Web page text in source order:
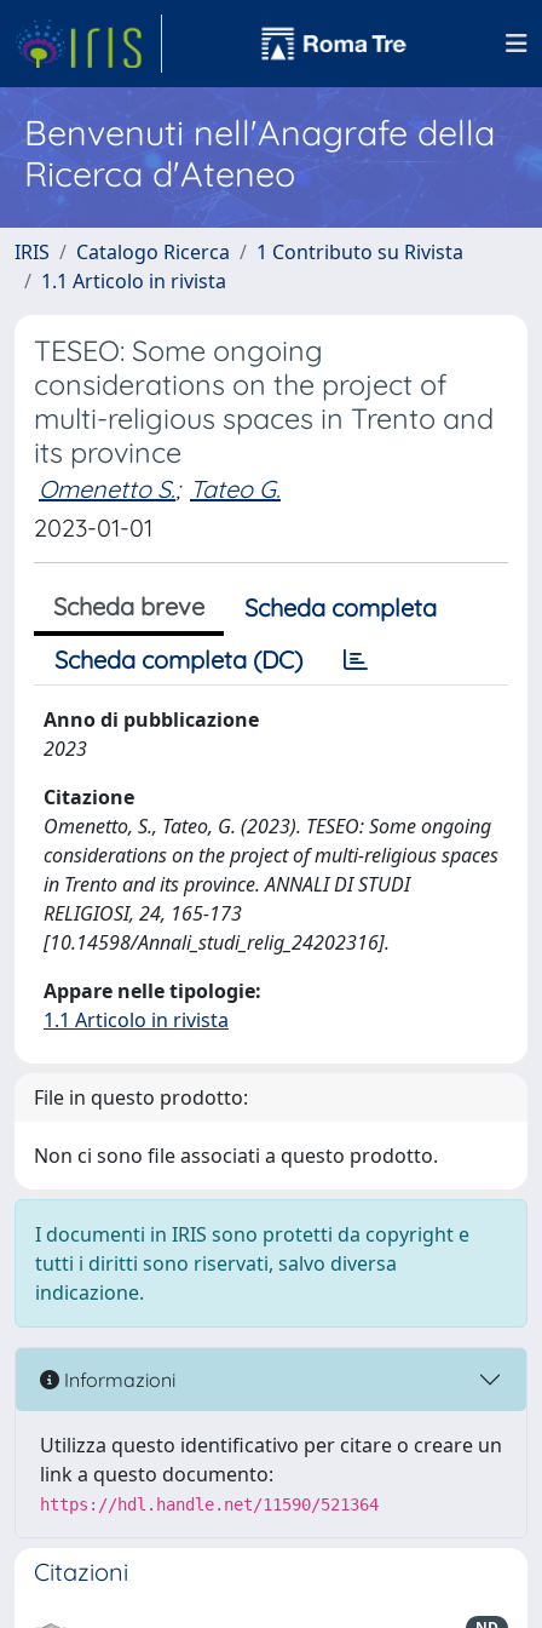
Benvenuti nell'Anagrafe della
Ricerca d'Ateneo
IRIS Catalogo Ricerca
1 Contributo su Rivista
1.1 Articolo in rivista
TESEO: Some ongoing
considerations on the project of
multi-religious spaces in Trento and
its province
Omenetto S.; Tateo G.
2023-01-01
Scheda breve
Scheda completa
Scheda completa (DC)
Anno di pubblicazione
2023
Citazione
Omenetto, S., Tateo, G. (2023). TESEO: Some ongoing
considerations on the project of multi-religious spaces
in Trento and its province. ANNALI DI STUDI
RELIGIOSI, 24, 165-173
[10.14598/Annali_studi_relig_24202316].
Appare nelle tipologie:
1.1 Articolo in rivista
File in questo prodotto:
Non ci sono file associati a questo prodotto.
I documenti in IRIS sono protetti da copyright e
tutti i diritti sono riservati, salvo diversa
indicazione.
Informazioni
Utilizza questo identificativo per citare o creare un
link a questo documento:
https://hdl.handle.net/11590/521364
Citazioni